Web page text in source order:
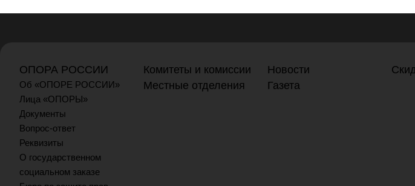
ОПОРА РОССИИ
Об «ОПОРЕ РОССИИ»
Лица «ОПОРЫ»
Документы
Вопрос-ответ
Реквизиты
О государственном
социальном заказе
Комитеты и комиссии
Местные отделения
Новости
Газета